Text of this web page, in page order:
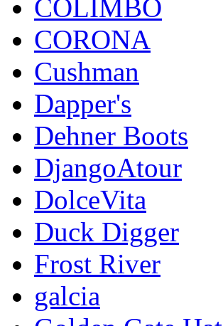
COLIMBO
CORONA
Cushman
Dapper's
Dehner Boots
DjangoAtour
DolceVita
Duck Digger
Frost River
galcia